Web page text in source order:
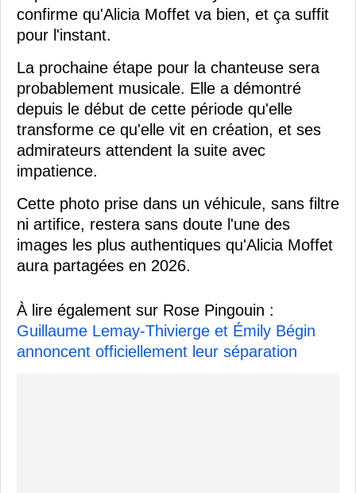
confirme qu'Alicia Moffet va bien, et ça suffit
pour l'instant.
La prochaine étape pour la chanteuse sera
probablement musicale. Elle a démontré
depuis le début de cette période qu'elle
transforme ce qu'elle vit en création, et ses
admirateurs attendent la suite avec
impatience.
Cette photo prise dans un véhicule, sans filtre
ni artifice, restera sans doute l'une des
images les plus authentiques qu'Alicia Moffet
aura partagées en 2026.
À lire également sur Rose Pingouin :
Guillaume Lemay-Thivierge et Émily Bégin
annoncent officiellement leur séparation